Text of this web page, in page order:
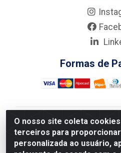
O nosso site coleta
terceiros para
personalizada ao usuário,
Formas de
Nova Boni Distribuidora de
- Rua Alice Tibiriçá, 330 -
Janeiro/RJ - CEP: 21.210-110